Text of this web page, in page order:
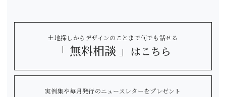
土地探しからデザインのことまで何でも話せる
「 無料相談 」 はこちら
実例集や毎月発行のニュースレターをプレゼント